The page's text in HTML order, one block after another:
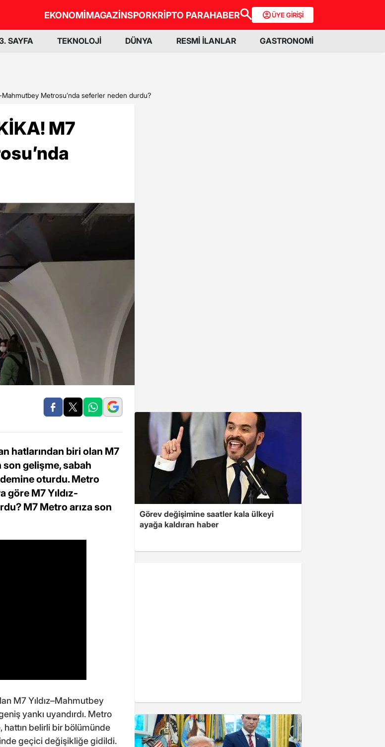
EKONOMİMAGAZİNSPORKRİPTO PARAHABER ÜYE GİRİŞİ
SAYFA TEKNOLOJİ DÜNYA RESMİ İLANLAR GASTRONOMİ
Mahmutbey Metrosu’nda seferler neden durdu?
M7
hatlarından biri olan M7
son gelişme, sabah
oturdu. Metro
göre M7 Yıldız-
M7 Metro arıza son
M7 Yıldız–Mahmutbey
yankı uyandırdı. Metro
hattın belirli bir bölümünde
geçici değişikliğe gidildi.
Görev değişimine saatler kala ülkeyi
ayağa kaldıran haber